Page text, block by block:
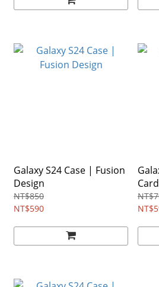
Galaxy S24 Case | Fusion
Design
NT$850
NT$590
Card